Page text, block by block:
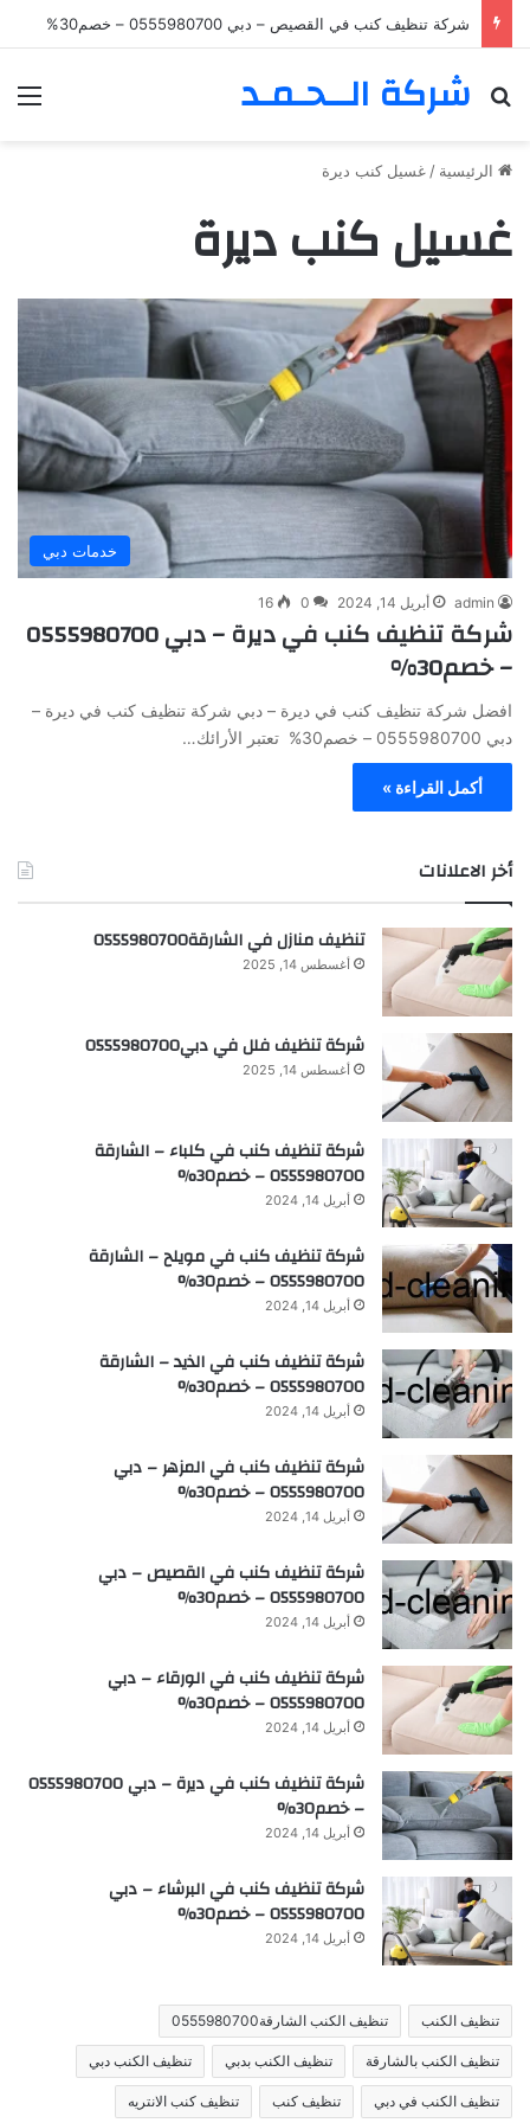
شركة تنظيف كنب في القصيص – دبي 0555980700 – خصم30%
شركة الــحـمـد
بحث عن
الرئيسية / غسيل كنب ديرة
غسيل كنب ديرة
خدمات دبي
admin أبريل 14, 2024 0
16
شركة تنظيف كنب في ديرة – دبي 0555980700
– خصم30%
افضل شركة تنظيف كنب في ديرة – دبي شركة تنظيف كنب في ديرة –
دبي 0555980700 – خصم30% تعتبر الأرائك…
أكمل القراءة »
أخر الاعلانات
تنظيف منازل في الشارقة0555980700
أغسطس 14, 2025
شركة تنظيف فلل في دبي0555980700
أغسطس 14, 2025
شركة تنظيف كنب في كلباء – الشارقة
0555980700 – خصم30%
أبريل 14, 2024
شركة تنظيف كنب في مويلح – الشارقة
0555980700 – خصم30%
أبريل 14, 2024
شركة تنظيف كنب في الذيد – الشارقة
0555980700 – خصم30%
أبريل 14, 2024
شركة تنظيف كنب في المزهر – دبي
0555980700 – خصم30%
أبريل 14, 2024
شركة تنظيف كنب في القصيص – دبي
0555980700 – خصم30%
أبريل 14, 2024
شركة تنظيف كنب في الورقاء – دبي
0555980700 – خصم30%
أبريل 14, 2024
شركة تنظيف كنب في ديرة – دبي 0555980700
– خصم30%
أبريل 14, 2024
شركة تنظيف كنب في البرشاء – دبي
0555980700 – خصم30%
أبريل 14, 2024
تنظيف الكنب تنظيف الكنب الشارقة0555980700
تنظيف الكنب بالشارقة تنظيف الكنب بدبي تنظيف الكنب دبي
تنظيف الكنب في دبي تنظيف كنب تنظيف كنب الانتريه